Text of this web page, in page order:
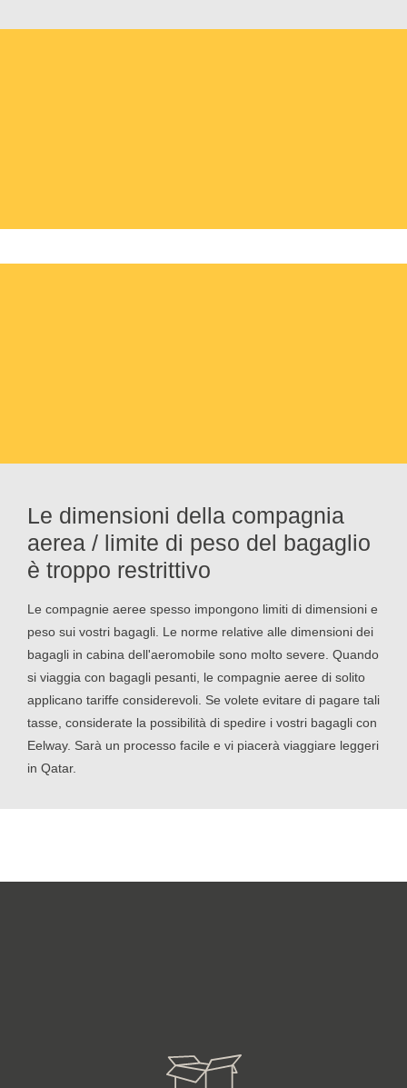
Le dimensioni della compagnia
aerea / limite di peso del bagaglio
è troppo restrittivo
Le compagnie aeree spesso impongono limiti di dimensioni e
peso sui vostri bagagli. Le norme relative alle dimensioni dei
bagagli in cabina dell'aeromobile sono molto severe. Quando
si viaggia con bagagli pesanti, le compagnie aeree di solito
applicano tariffe considerevoli. Se volete evitare di pagare tali
tasse, considerate la possibilità di spedire i vostri bagagli con
Eelway. Sarà un processo facile e vi piacerà viaggiare leggeri
in Qatar.